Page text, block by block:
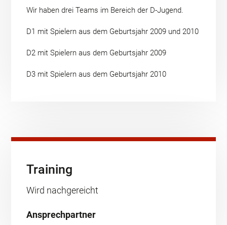
Wir haben drei Teams im Bereich der D-Jugend.
D1 mit Spielern aus dem Geburtsjahr 2009 und 2010
D2 mit Spielern aus dem Geburtsjahr 2009
D3 mit Spielern aus dem Geburtsjahr 2010
Training
Wird nachgereicht
Ansprechpartner